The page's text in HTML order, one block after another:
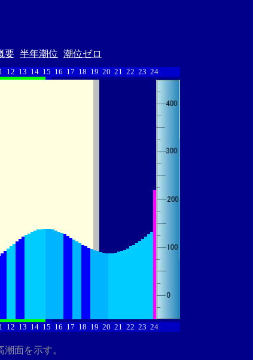
要 半年潮位 潮位ゼロ
12 13 14 15 16 17 18 19 20 21 22 23 24
12 13 14 15 16 17 18 19 20 21 22 23 24
面を示す。